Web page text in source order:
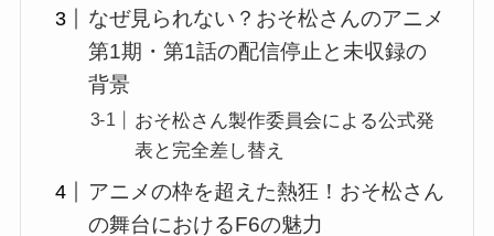
なぜ見られない？おそ松さんのアニメ
第1期・第1話の配信停止と未収録の
背景
おそ松さん製作委員会による公式発
表と完全差し替え
アニメの枠を超えた熱狂！おそ松さん
の舞台におけるF6の魅力